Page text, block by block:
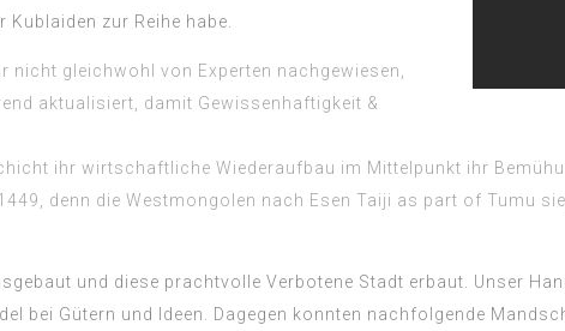
zur Reihe habe.
nicht gleichwohl von Experten nachgewiesen,
aktualisiert, damit Gewissenhaftigkeit &
ihr wirtschaftliche Wiederaufbau im Mittelpunkt ihr
denn die Westmongolen nach Esen Taiji as part of Tumu
und diese prachtvolle Verbotene Stadt erbaut. Unser
bei Gütern und Ideen. Dagegen konnten nachfolgende